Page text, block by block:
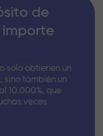
de
importe
solo obtienen un
sino también un
10.000%, que
veces